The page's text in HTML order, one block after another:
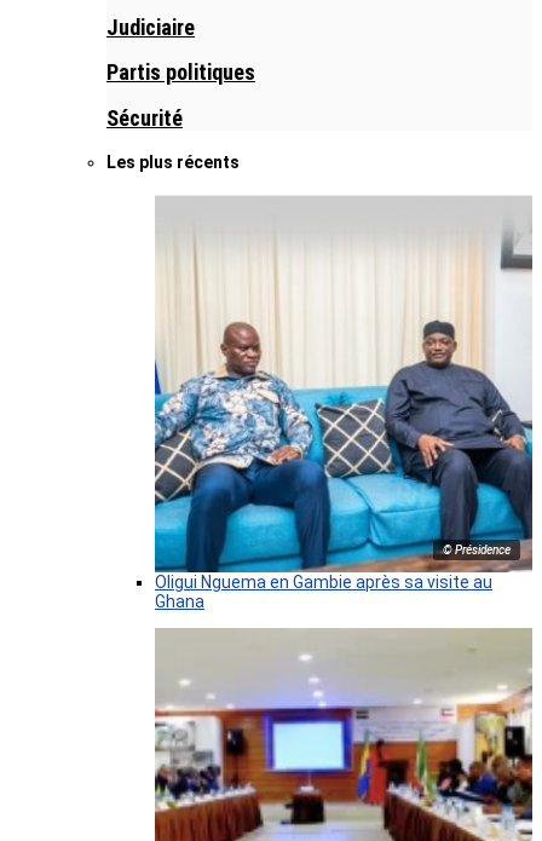
Judiciaire
Partis politiques
Sécurité
Les plus récents
© Présidence
Oligui Nguema en Gambie après sa visite au
Ghana